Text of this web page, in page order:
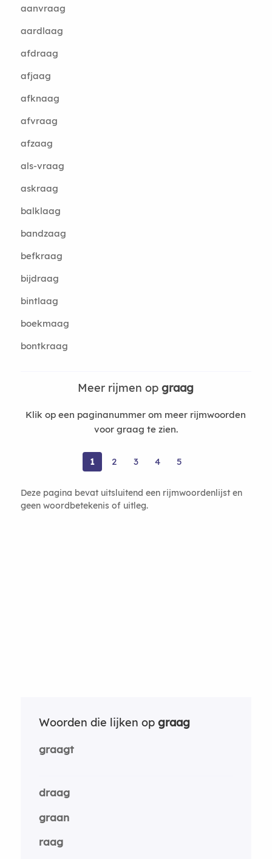
aanvraag
aardlaag
afdraag
afjaag
afknaag
afvraag
afzaag
als-vraag
askraag
balklaag
bandzaag
befkraag
bijdraag
bintlaag
boekmaag
bontkraag
Meer rijmen opgraag
Klik op een paginanummer om meer rijmwoorden
voor graag te zien.
1 2 3 4 5
Deze pagina bevat uitsluitend een rijmwoordenlijst en
geen woordbetekenis of uitleg.
Woorden die lijken op graag
graagt
draag
graan
raag